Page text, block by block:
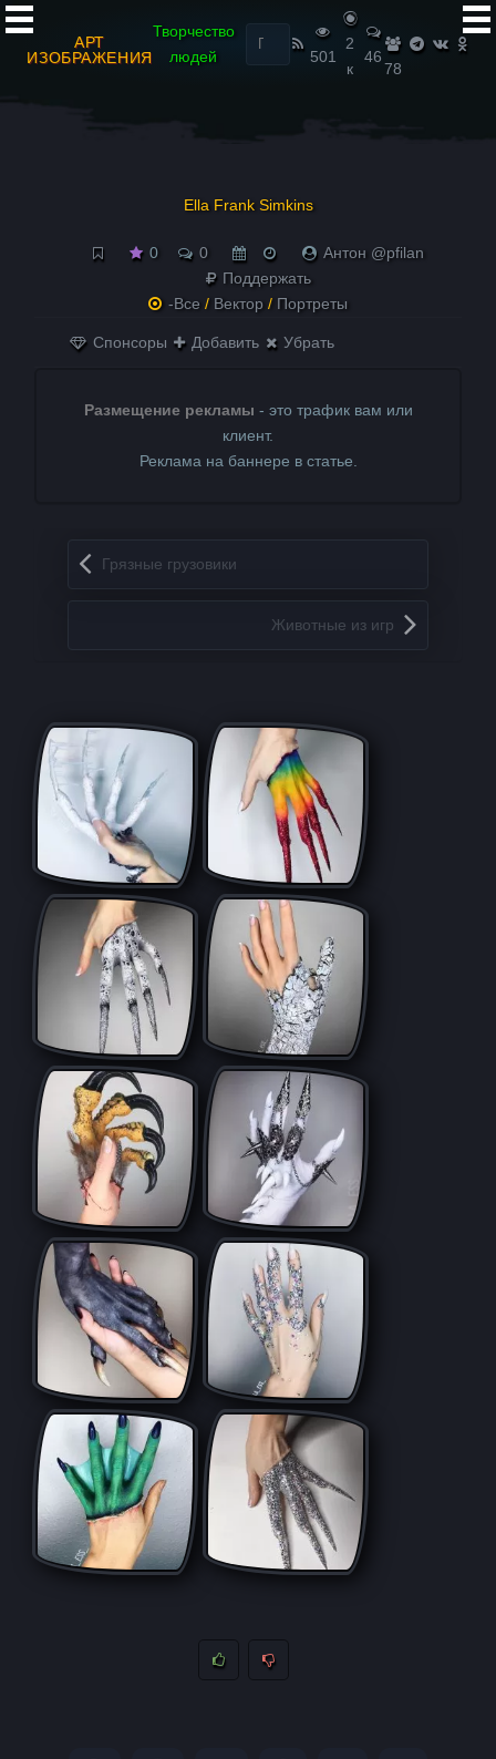
АРТ
ИЗОБРАЖЕНИЯ
Творчество
людей
Найти:
501
2
к
46
78
Ella Frank Simkins
0 0
Антон @pfilan
Поддержать
-Все / Вектор / Портреты
Спонсоры Добавить Убрать
Размещение рекламы - это трафик вам или
клиент.
Реклама на баннере в статье.
Запись навигация
Грязные грузовики
Животные из игр